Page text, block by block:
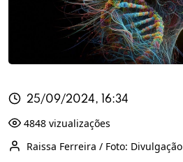
25/09/2024, 16:34
4848 vizualizações
Raissa Ferreira / Foto: Divulgação